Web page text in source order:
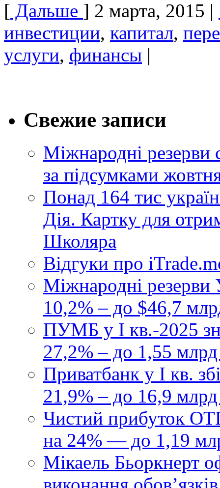
[ Дальше ] 2 марта, 2015 |
инвестиции, капитал,
услуги, финансы |
Свежие записи
Міжнародні
за підсумками
Понад 164 тис
Дія. Картку для
Школяра
Відгуки про
Міжнародні резерви
10,2% – до $46,7
ПУМБ у I кв.-2025
27,2% – до 1,55
Приватбанк у І кв.
21,9% – до 16,9
Чистий прибуток
на 24% — до 1,19
Мікаель Бьоркнерт